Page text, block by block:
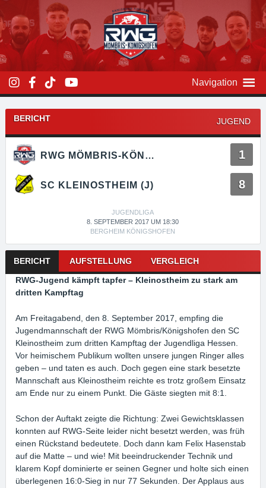
Inhalt
überspringen
Navigation
BERICHT JUGEND
RWG MÖMBRIS-KÖNIGSHOFEN 1
SC KLEINOSTHEIM (J) 8
JUGENDLIGA
8. SEPTEMBER 2017 UM 18:30
BERGHEIM KÖNIGSHOFEN
BERICHT AUFSTELLUNG
VERGLEICH
RWG-Jugend kämpft tapfer – Kleinostheim zu stark am
dritten Kampftag
Am Freitagabend, den 8. September 2017, empfing die
Jugendmannschaft der RWG Mömbris/Königshofen den SC
Kleinostheim zum dritten Kampftag der Jugendliga Hessen.
Vor heimischem Publikum wollten unsere jungen Ringer alles
geben – und taten es auch. Doch gegen eine stark besetzte
Mannschaft aus Kleinostheim reichte es trotz großem Einsatz
am Ende nur zu einem Punkt. Die Gäste siegten mit 8:1.
Schon der Auftakt zeigte die Richtung: Zwei Gewichtsklassen
konnten auf RWG-Seite leider nicht besetzt werden, was früh
einen Rückstand bedeutete. Doch dann kam Felix Hasenstab
auf die Matte – und wie! Mit beeindruckender Technik und
klarem Kopf dominierte er seinen Gegner und holte sich einen
überlegenen 16:0-Sieg in nur 77 Sekunden. Der Applaus aus
Kampfnavigation